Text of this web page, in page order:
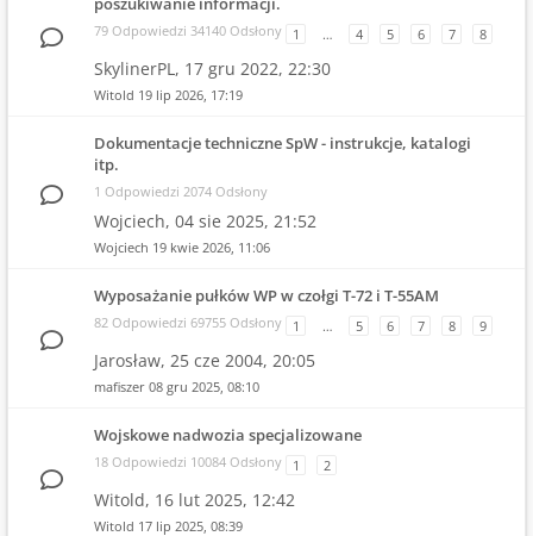
79 Odpowiedzi 34140 Odsłony 1 … 4 5 6 7 8
SkylinerPL, 17 gru 2022, 22:30
Witold 19 lip 2026, 17:19
Dokumentacje techniczne SpW - instrukcje, katalogi
itp.
1 Odpowiedzi 2074 Odsłony
Wojciech, 04 sie 2025, 21:52
Wojciech 19 kwie 2026, 11:06
Wyposażanie pułków WP w czołgi T-72 i T-55AM
82 Odpowiedzi 69755 Odsłony 1 … 5 6 7 8 9
Jarosław, 25 cze 2004, 20:05
mafiszer 08 gru 2025, 08:10
Wojskowe nadwozia specjalizowane
18 Odpowiedzi 10084 Odsłony 1 2
Witold, 16 lut 2025, 12:42
Witold 17 lip 2025, 08:39